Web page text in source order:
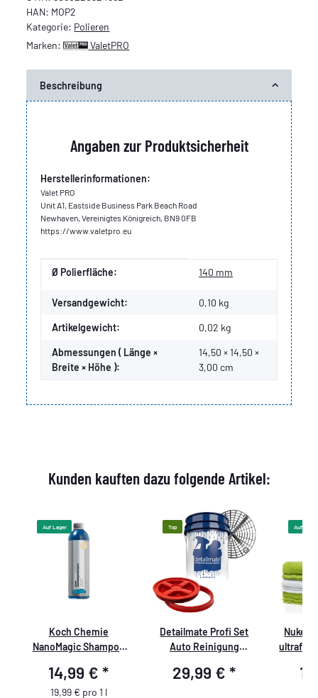
HAN: MOP2
Kategorie: Polieren
Marken:
ValetPRO
Beschreibung
Angaben zur Produktsicherheit
Herstellerinformationen:
Valet PRO
Unit A1, Eastside Business Park Beach Road
Newhaven, Vereinigtes Königreich, BN9 0FB
https://www.valetpro.eu
Produkteigenschaft
Wert
Ø Polierfläche: 140 mm
Versandgewicht: 0,10 kg
Artikelgewicht: 0,02 kg
Abmessungen ( Länge ×
Breite × Höhe ):
14,50 × 14,50 ×
3,00 cm
Kunden kauften dazu folgende Artikel:
Auf Lager
Koch Chemie
NanoMagic Shampoo
14,99 €*
19,99 € pro 1 l
Top
Detailmate Profi Set
Auto Reinigung
Eimer 5 GAL (ca. 20
29,99 €*
Auf Lager
Nuke